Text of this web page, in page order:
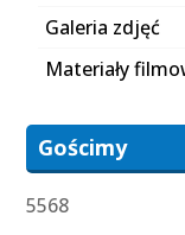
Galeria zdjęć
Materiały
Gościmy
5568